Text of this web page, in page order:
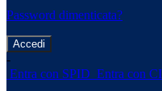
Password dimenticata?
-
Entra con SPID Entra con